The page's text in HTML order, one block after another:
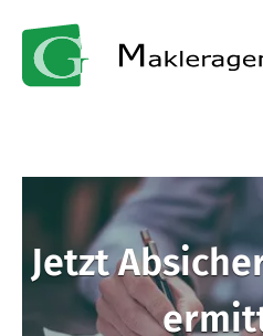
Jetzt
Sind Sie
einer